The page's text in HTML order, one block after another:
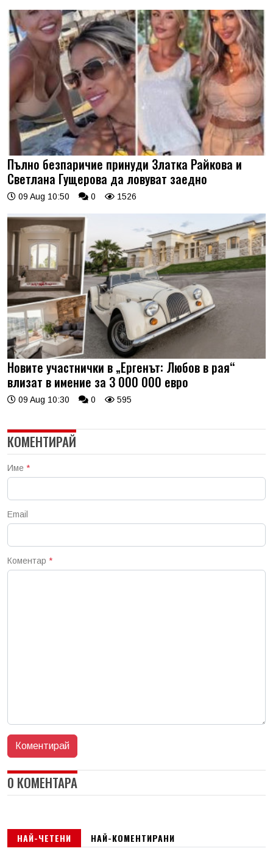
Пълно безпаричие принуди Златка Райкова и
Светлана Гущерова да ловуват заедно
09 Aug 10:50 0 1526
Новите участнички в „Ергенът: Любов в рая“
влизат в имение за 3 000 000 евро
09 Aug 10:30 0 595
КОМЕНТИРАЙ
Име *
Email
Коментар *
0 КОМЕНТАРА
НАЙ-ЧЕТЕНИ НАЙ-КОМЕНТИРАНИ